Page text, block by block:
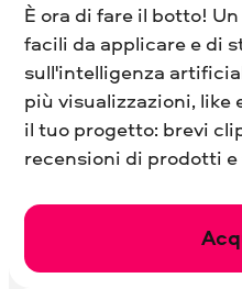
È ora di fare il botto!
facili da applicare e di
sull'intelligenza
più visualizzazioni, like
il tuo progetto: brevi
recensioni di prodotti e